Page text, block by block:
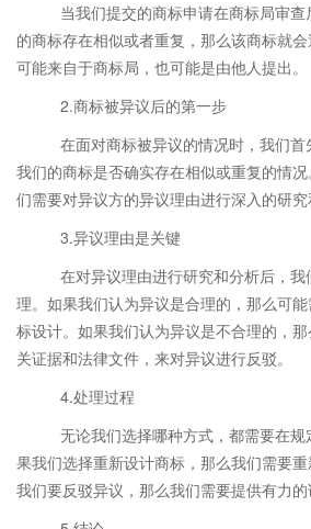
当我们提交的商标申请在商标局审查
的商标存在相似或者重复，那么该商标就
可能来自于商标局，也可能是由他人提出。
2.商标被异议后的第一步
在面对商标被异议的情况时，我们首
我们的商标是否确实存在相似或重复的情
们需要对异议方的异议理由进行深入的研究
3.异议理由是关键
在对异议理由进行研究和分析后，我
理。如果我们认为异议是合理的，那么可
标设计。如果我们认为异议是不合理的，
关证据和法律文件，来对异议进行反驳。
4.处理过程
无论我们选择哪种方式，都需要在规
果我们选择重新设计商标，那么我们需要
我们要反驳异议，那么我们需要提供有力的